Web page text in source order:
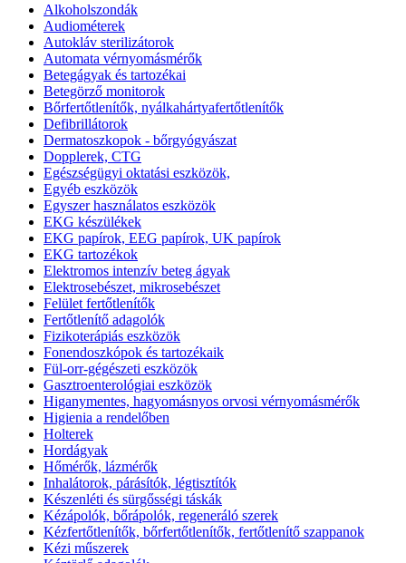
Alkoholszondák
Audiométerek
Autokláv sterilizátorok
Automata vérnyomásmérők
Betegágyak és tartozékai
Betegörző monitorok
Bőrfertőtlenítők, nyálkahártyafertőtlenítők
Defibrillátorok
Dermatoszkopok - bőrgyógyászat
Dopplerek, CTG
Egészségügyi oktatási eszközök,
Egyéb eszközök
Egyszer használatos eszközök
EKG készülékek
EKG papírok, EEG papírok, UK papírok
EKG tartozékok
Elektromos intenzív beteg ágyak
Elektrosebészet, mikrosebészet
Felület fertőtlenítők
Fertőtlenítő adagolók
Fizikoterápiás eszközök
Fonendoszkópok és tartozékaik
Fül-orr-gégészeti eszközök
Gasztroenterológiai eszközök
Higanymentes, hagyomásnyos orvosi vérnyomásmérők
Higienia a rendelőben
Holterek
Hordágyak
Hőmérők, lázmérők
Inhalátorok, párásítók, légtisztítók
Készenléti és sürgősségi táskák
Kézápolók, bőrápolók, regeneráló szerek
Kézfertőtlenítők, bőrfertőtlenítők, fertőtlenítő szappanok
Kézi műszerek